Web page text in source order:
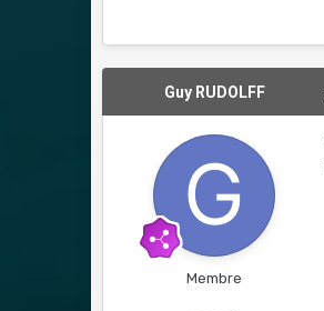
Guy RUDOLFF
Membre